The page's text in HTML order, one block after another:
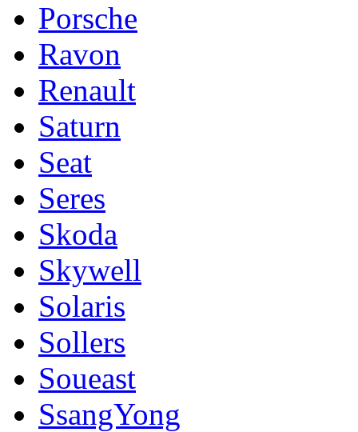
Porsche
Ravon
Renault
Saturn
Seat
Seres
Skoda
Skywell
Solaris
Sollers
Soueast
SsangYong